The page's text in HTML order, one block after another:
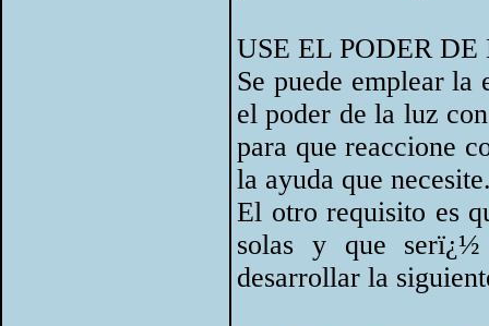
USE EL PODER
Se puede emplear
el poder de la luz
para que reaccione
la ayuda que
El otro requisito es
solas y que serï¿½
desarrollar la